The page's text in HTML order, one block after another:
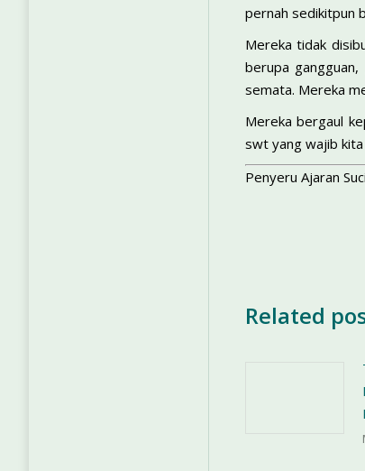
pernah sedikitpun
Mereka tidak
berupa
semata. Mereka
Mereka bergaul
swt yang wajib
Penyeru Ajaran
Related